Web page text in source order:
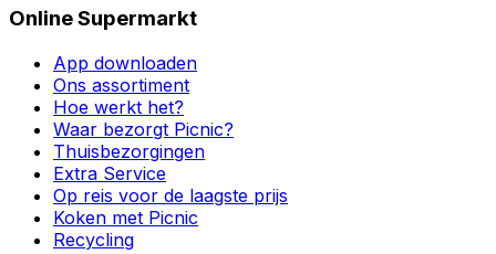
Online Supermarkt
App downloaden
Ons assortiment
Hoe werkt het?
Waar bezorgt Picnic?
Thuisbezorgingen
Extra Service
Op reis voor de laagste prijs
Koken met Picnic
Recycling